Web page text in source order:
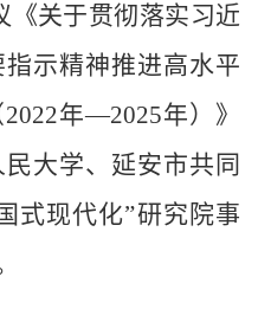
《关于贯彻落实习近
示精神推进高水平
年—2025年）》
大学、延安市共同
式现代化”研究院事